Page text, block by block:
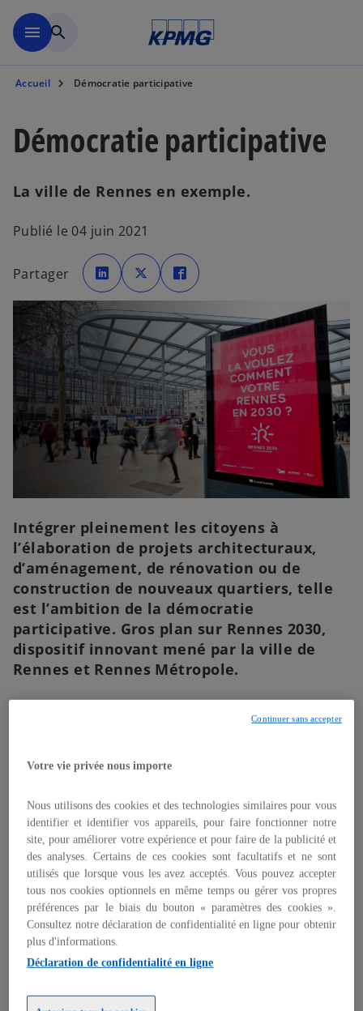
menu search
Accueil Démocratie participative
Démocratie participative
La ville de Rennes en exemple.
Publié le 04 juin 2021
Partager ’
o
u
e
a
s
u
n
n
o
u
v
e
l
o
n
g
l
’
o
u
e
d
n
u
n
n
o
u
v
e
l
o
n
g
’
o
e
d
a
n
s
u
n
n
o
u
v
e
l
o
n
g
Intégrer pleinement les citoyens à
l’élaboration de projets architecturaux,
d’aménagement, de rénovation ou de
construction de nouveaux quartiers, telle
est l’ambition de la démocratie
participative. Gros plan sur Rennes 2030,
dispositif innovant mené par la ville de
Rennes et Rennes Métropole.
en France. Elles prennent de multiples formes :
locales, concertations préalables, conseils de
communauté de communes ou agglomération
pratique et met en œuvre, à des degrés variables,
diverses formes de consultation citoyenne.
Dans les initiatives les plus remarquables ayant été
organisées ces dernières années en France, Rennes
2030 fait office d’exemple parmi les exemples.
Initiée en 2016, dans le cadre de la révision du Plan
Local d'Urbanisme (PLU) de la ville de Rennes et de
Rennes Métropole, Rennes 2030 a conçu et mis en
œuvre un dispositif de communication et de
Votre vie privée nous importe
Nous utilisons des cookies et des technologies similaires pour vous
identifier et identifier vos appareils, pour faire fonctionner notre
site, pour améliorer votre expérience et pour faire de la publicité et
des analyses. Certains de ces cookies sont facultatifs et ne sont
utilisés que lorsque vous les avez acceptés. Vous pouvez accepter
tous nos cookies optionnels en même temps ou gérer vos propres
préférences par le biais du bouton « paramètres des cookies ».
Consultez notre déclaration de confidentialité en ligne pour obtenir
plus d'informations.
Déclaration de confidentialité en ligne
Continuer sans accepter